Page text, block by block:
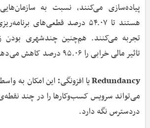
پیاده‌سازی می‌کنند، نسبت به
هستند تا ۵۴.۰۷ درصد قطعی‌های
تجربه می‌کنند. هم‌چنین چندشهری بودن
تاثیر مالی خرابی را ۹۵.۰۶ درصد کاهش می‌دهد.
Redundancyیا افزونگی: این امکان به
می‌تواند سرویس کسب‌وکارها را در چند
دردسترس نگه دارد.